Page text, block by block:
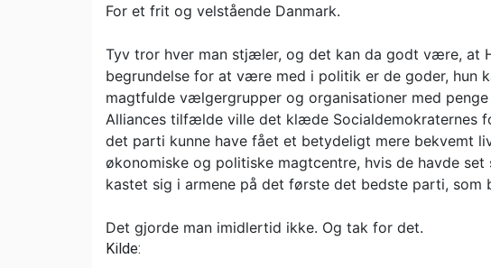
For et frit og velstående Danmark.
Tyv tror hver man stjæler, og det kan da godt være, at
begrundelse for at være med i politik er de goder, hun
magtfulde vælgergrupper og organisationer med
Alliances tilfælde ville det klæde Socialdemokraternes
det parti kunne have fået et betydeligt mere bekvemt
økonomiske og politiske magtcentre, hvis de havde
kastet sig i armene på det første det bedste parti, som
Det gjorde man imidlertid ikke. Og tak for det.
Kilde: